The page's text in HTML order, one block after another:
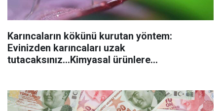
Karıncaların kökünü kurutan yöntem:
Evinizden karıncaları uzak
tutacaksınız...Kimyasal ürünlere